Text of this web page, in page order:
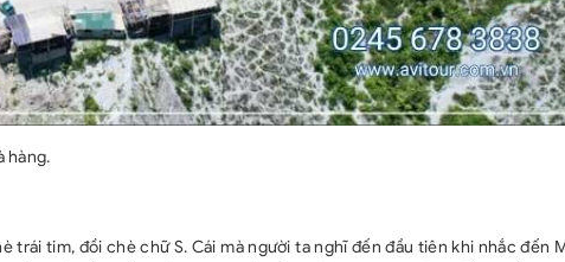
hàng.
trái tim, đồi chè chữ S. Cái mà người ta nghĩ đến đầu tiên khi nhắc đến